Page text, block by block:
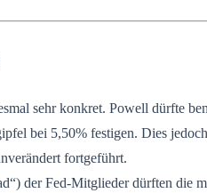
sehr konkret. Powell dürfte
bei 5,50% festigen. Dies
fortgeführt.
der Fed-Mitglieder dürften die